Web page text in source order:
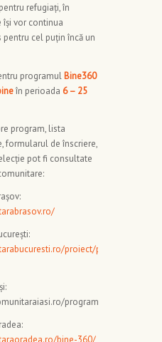
refugiați, în
își vor continua
cel puțin încă un
programul Bine360
în perioada 6 – 25
program, lista
formularul de înscriere,
pot fi consultate
proiect/programul-
programe/bine360
bine-360/